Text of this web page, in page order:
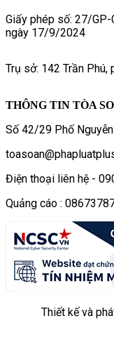
Giấy phép số: 27/GP-
ngày 17/9/2024
Trụ sở: 142 Trần
THÔNG TIN TÒA
Số 42/29 Phố Nguyễn
Điện thoại liên hệ -
Quảng cáo :
Thiết kế và